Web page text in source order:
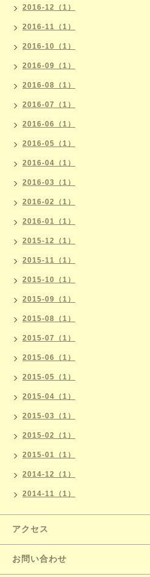
2016-12（1）
2016-11（1）
2016-10（1）
2016-09（1）
2016-08（1）
2016-07（1）
2016-06（1）
2016-05（1）
2016-04（1）
2016-03（1）
2016-02（1）
2016-01（1）
2015-12（1）
2015-11（1）
2015-10（1）
2015-09（1）
2015-08（1）
2015-07（1）
2015-06（1）
2015-05（1）
2015-04（1）
2015-03（1）
2015-02（1）
2015-01（1）
2014-12（1）
2014-11（1）
アクセス
お問い合わせ